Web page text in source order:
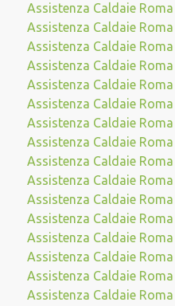
Assistenza Caldaie
Assistenza Caldaie
Assistenza Caldaie
Assistenza Caldaie
Assistenza Caldaie
Assistenza Caldaie
Assistenza Caldaie
Assistenza Caldaie
Assistenza Caldaie
Assistenza Caldaie
Assistenza Caldaie Roma
Assistenza Caldaie Roma
Assistenza Caldaie
Assistenza Caldaie
Assistenza Caldaie
Assistenza Caldaie